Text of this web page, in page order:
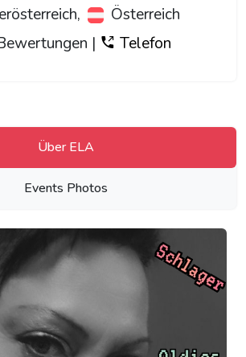
Österreich
| Telefon
Über ELA
Events Photos